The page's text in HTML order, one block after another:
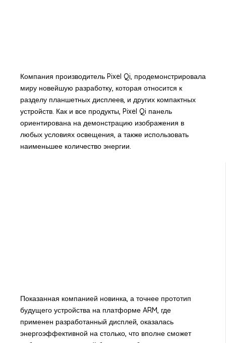
Компания производитель Pixel Qi, продемонстрировала
миру новейшую разработку, которая относится к
разделу планшетных дисплеев, и других компактных
устройств. Как и все продукты, Pixel Qi панель
ориентирована на демонстрацию изображения в
любых условиях освещения, а также использовать
наименьшее количество энергии.
Показанная компанией новинка, а точнее прототип
будущего устройства на платформе ARM, где
применен разработанный дисплей, оказалась
энергоэффективной на столько, что вполне сможет